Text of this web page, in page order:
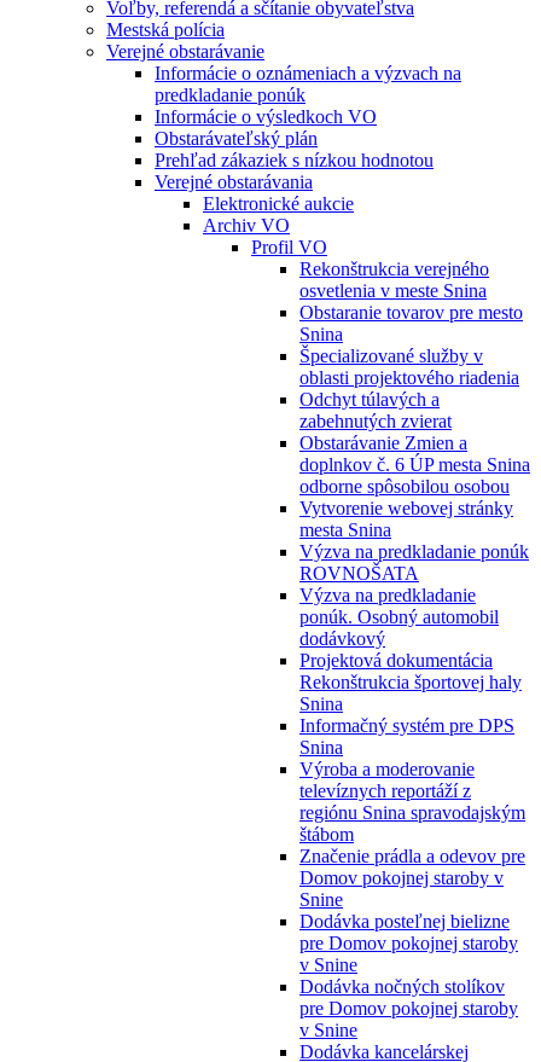
Voľby, referendá a sčítanie obyvateľstva
Mestská polícia
Verejné obstarávanie
Informácie o oznámeniach a výzvach na
predkladanie ponúk
Informácie o výsledkoch VO
Obstarávateľský plán
Prehľad zákaziek s nízkou hodnotou
Verejné obstarávania
Elektronické aukcie
Archiv VO
Profil VO
Rekonštrukcia verejného
osvetlenia v meste Snina
Obstaranie tovarov pre mesto
Snina
Špecializované služby v
oblasti projektového riadenia
Odchyt túlavých a
zabehnutých zvierat
Obstarávanie Zmien a
doplnkov č. 6 ÚP mesta Snina
odborne spôsobilou osobou
Vytvorenie webovej stránky
mesta Snina
Výzva na predkladanie ponúk
ROVNOŠATA
Výzva na predkladanie
ponúk. Osobný automobil
dodávkový
Projektová dokumentácia
Rekonštrukcia športovej haly
Snina
Informačný systém pre DPS
Snina
Výroba a moderovanie
televíznych reportáží z
regiónu Snina spravodajským
štábom
Značenie prádla a odevov pre
Domov pokojnej staroby v
Snine
Dodávka posteľnej bielizne
pre Domov pokojnej staroby
v Snine
Dodávka nočných stolíkov
pre Domov pokojnej staroby
v Snine
Dodávka kancelárskej